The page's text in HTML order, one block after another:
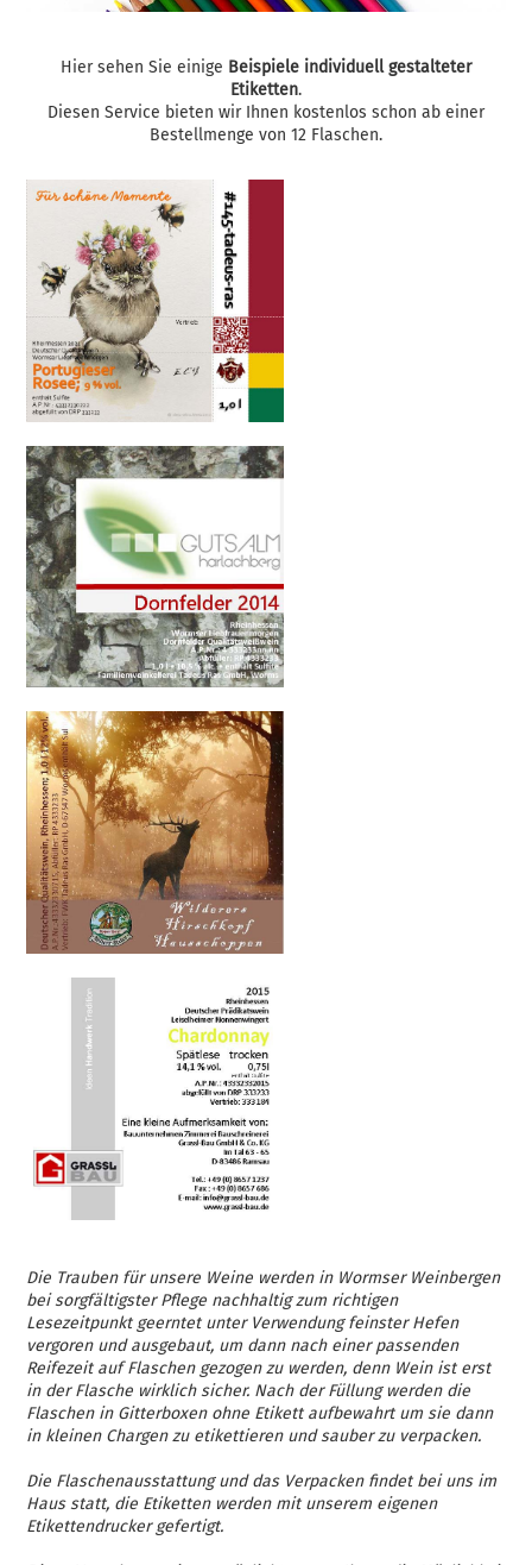
Hier sehen Sie einige Beispiele individuell gestalteter
Etiketten.
Diesen Service bieten wir Ihnen kostenlos schon ab einer
Bestellmenge von 12 Flaschen.
Die Trauben für unsere Weine werden in Wormser Weinbergen
bei sorgfältigster Pflege nachhaltig zum richtigen
Lesezeitpunkt geerntet unter Verwendung feinster Hefen
vergoren und ausgebaut, um dann nach einer passenden
Reifezeit auf Flaschen gezogen zu werden, denn Wein ist erst
in der Flasche wirklich sicher. Nach der Füllung werden die
Flaschen in Gitterboxen ohne Etikett aufbewahrt um sie dann
in kleinen Chargen zu etikettieren und sauber zu verpacken.
Die Flaschenausstattung und das Verpacken findet bei uns im
Haus statt, die Etiketten werden mit unserem eigenen
Etikettendrucker gefertigt.